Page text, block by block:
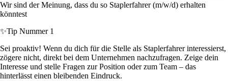
Wir sind der Meinung, dass du so Staplerfahrer (m/w/d) erhalten
könntest
✨Tip Nummer 1
Sei proaktiv! Wenn du dich für die Stelle als Staplerfahrer interessierst,
zögere nicht, direkt bei dem Unternehmen nachzufragen. Zeige dein
Interesse und stelle Fragen zur Position oder zum Team – das
hinterlässt einen bleibenden Eindruck.